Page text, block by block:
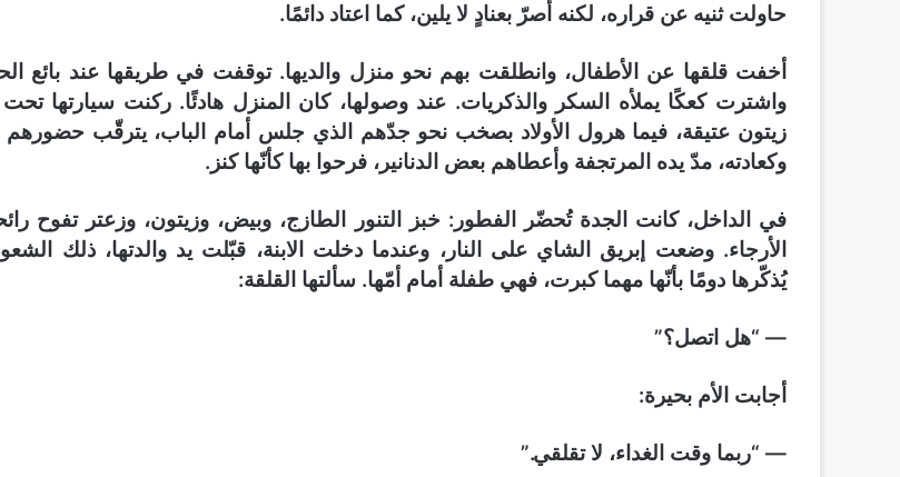
حاولت ثنيه عن قراره، لكنه أصرّ بعنادٍ لا يلين، كما اعتاد دائمًا.
أخفت قلقها عن الأطفال، وانطلقت بهم نحو منزل والديها. توقفت في طريقها عند بائع
واشترت كعكًا يملأه السكر والذكريات. عند وصولها، كان المنزل هادئًا. ركنت سيارتها
زيتون عتيقة، فيما هرول الأولاد بصخب نحو جدّهم الذي جلس أمام الباب، يترقّب
وكعادته، مدّ يده المرتجفة وأعطاهم بعض الدنانير، فرحوا بها كأنّها كنز.
في الداخل، كانت الجدة تُحضّر الفطور: خبز التنور الطازج، وبيض، وزيتون، وزعتر تفوح
الأرجاء. وضعت إبريق الشاي على النار، وعندما دخلت الابنة، قبّلت يد والدتها، ذلك
يُذكّرها دومًا بأنّها مهما كبرت، فهي طفلة أمام أمّها. سألتها القلقة:
— “هل اتصل؟”
أجابت الأم بحيرة:
— “ربما وقت الغداء، لا تقلقي.”